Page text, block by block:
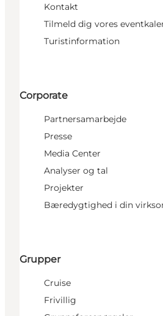
Kontakt
Tilmeld dig vores
Turistinformation
Corporate
Partnersamarbejde
Presse
Media Center
Analyser og tal
Projekter
Bæredygtighed i din
Grupper
Cruise
Frivillig